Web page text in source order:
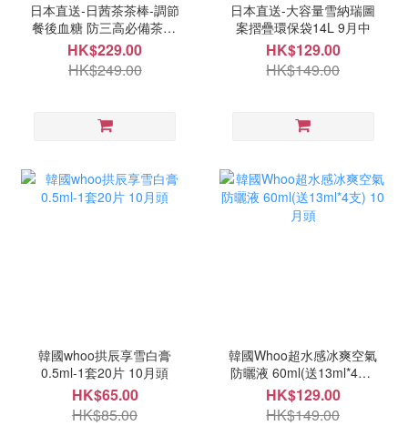
日本直送-日茜茶茶棒-調節
餐後血糖 防三高必備茶20
入 9月中
HK$229.00
HK$249.00
日本直送-大容量雪納瑞圖
案摺疊環保袋14L 9月中
HK$129.00
HK$149.00
韓國whoo拱辰享雪白膏
0.5ml-1套20片 10月頭
HK$65.00
HK$85.00
韓國Whoo超水感冰爽空氣
防曬液 60ml(送13ml*4支)
10月頭
HK$129.00
HK$149.00